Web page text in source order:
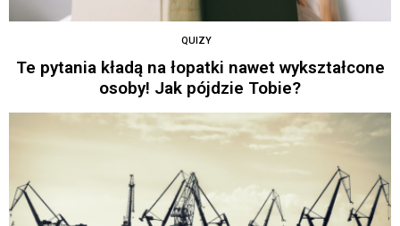
QUIZY
Te pytania kładą na łopatki nawet wykształcone
osoby! Jak pójdzie Tobie?